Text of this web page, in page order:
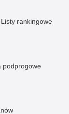
Listy rankingowe
podprogowe